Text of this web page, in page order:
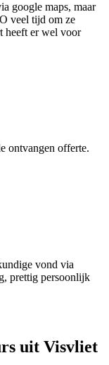
google maps, maar
veel tijd om ze
heeft er wel voor
ontvangen offerte.
vond via
prettig persoonlijk
uit Visvliet